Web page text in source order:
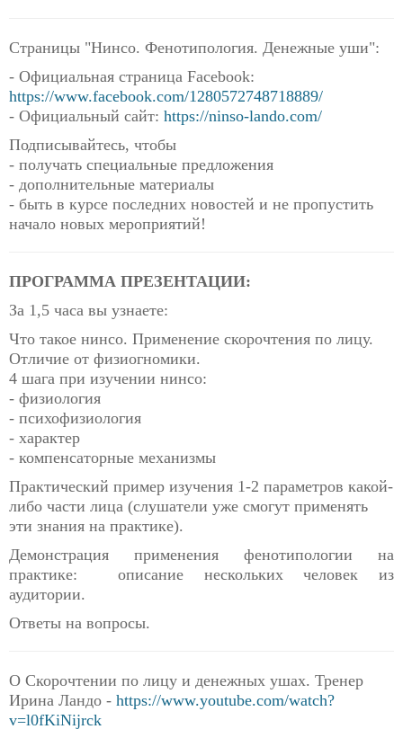
Страницы "Нинсо. Фенотипология. Денежные уши":
- Официальная страница Facebook:
https://www.facebook.com/1280572748718889/
- Официальный сайт: https://ninso-lando.com/
Подписывайтесь, чтобы
- получать специальные предложения
- дополнительные материалы
- быть в курсе последних новостей и не пропустить
начало новых мероприятий!
ПРОГРАММА ПРЕЗЕНТАЦИИ:
За 1,5 часа вы узнаете:
Что такое нинсо. Применение скорочтения по лицу.
Отличие от физиогномики.
4 шага при изучении нинсо:
- физиология
- психофизиология
- характер
- компенсаторные механизмы
Практический пример изучения 1-2 параметров какой-
либо части лица (слушатели уже смогут применять
эти знания на практике).
Демонстрация применения фенотипологии на
практике: описание нескольких человек из
аудитории.
Ответы на вопросы.
О Скорочтении по лицу и денежных ушах. Тренер
Ирина Ландо - https://www.youtube.com/watch?
v=l0fKiNijrck